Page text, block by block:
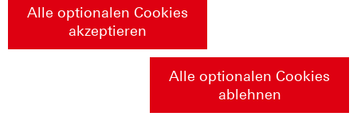
Alle optionalen Cookies
akzeptieren
Alle optionalen Cookies
ablehnen